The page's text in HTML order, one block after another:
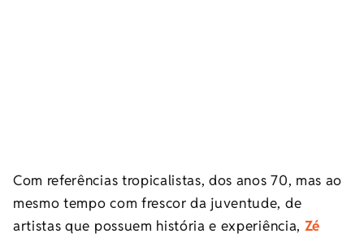
Com referências tropicalistas, dos anos 70, mas ao
mesmo tempo com frescor da juventude, de
artistas que possuem história e experiência, Zé